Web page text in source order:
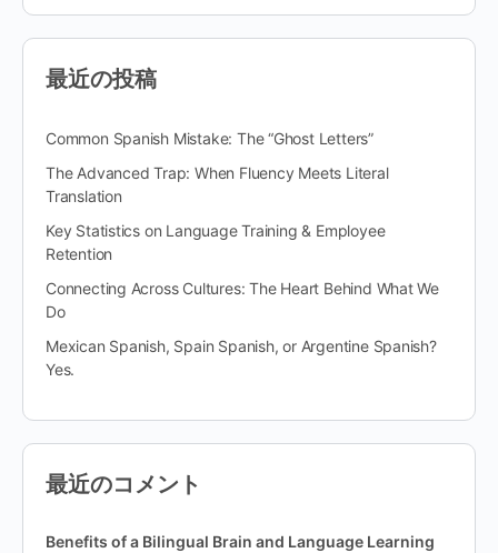
最近の投稿
Common Spanish Mistake: The “Ghost Letters”
The Advanced Trap: When Fluency Meets Literal
Translation
Key Statistics on Language Training & Employee
Retention
Connecting Across Cultures: The Heart Behind What We
Do
Mexican Spanish, Spain Spanish, or Argentine Spanish?
Yes.
最近のコメント
Benefits of a Bilingual Brain and Language Learning